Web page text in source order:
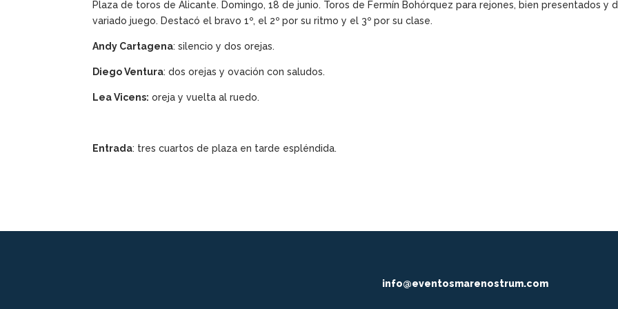
Plaza de toros de Alicante. Domingo, 18 de junio. Toros de Fermín Bohórquez para rejones, bien presentados y
variado juego. Destacó el bravo 1º, el 2º por su ritmo y el 3º por su clase.
Andy Cartagena: silencio y dos orejas.
Diego Ventura: dos orejas y ovación con saludos.
Lea Vicens: oreja y vuelta al ruedo.
Entrada: tres cuartos de plaza en tarde espléndida.
info@eventosmarenostrum.com